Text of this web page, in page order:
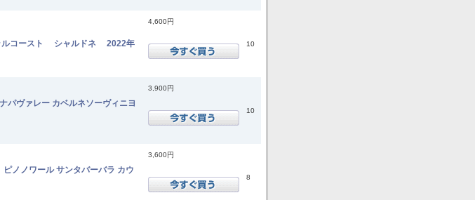
コースト シャルドネ 2022年
4,600円
10
パヴァレー カベルネソーヴィニヨ
3,900円
10
ノノワール サンタバーバラ カウ
3,600円
8